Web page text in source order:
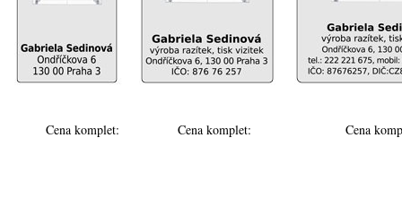
Cena komplet: Cena komplet: Cena